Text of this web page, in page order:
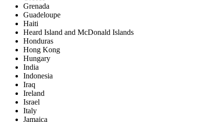
Grenada
Guadeloupe
Haiti
Heard Island and McDonald Islands
Honduras
Hong Kong
Hungary
India
Indonesia
Iraq
Ireland
Israel
Italy
Jamaica